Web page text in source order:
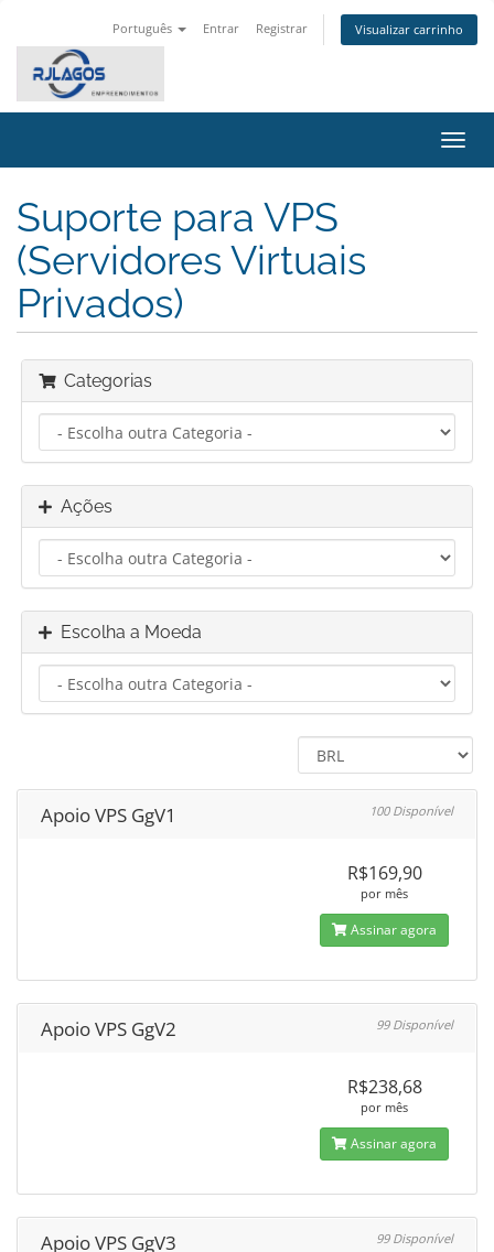
Português Entrar Registrar Visualizar carrinho
Suporte para VPS
(Servidores Virtuais
Privados)
Categorias
Ações
Escolha a Moeda
Apoio VPS GgV1 100 Disponível
R$169,90
por mês
Assinar agora
Apoio VPS GgV2 99 Disponível
R$238,68
por mês
Assinar agora
Apoio VPS GgV3 99 Disponível